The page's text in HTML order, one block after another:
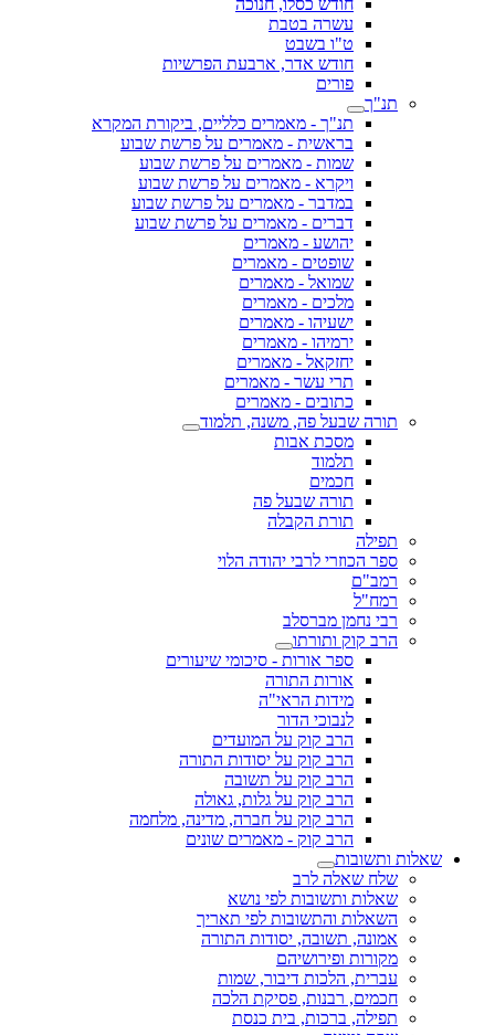
חודש כסלו, חנוכה
עשרה בטבת
ט"ו בשבט
חודש אדר, ארבעת הפרשיות
פורים
תנ"ך
תנ"ך - מאמרים כלליים, ביקורת המקרא
בראשית - מאמרים על פרשת שבוע
שמות - מאמרים על פרשת שבוע
ויקרא - מאמרים על פרשת שבוע
במדבר - מאמרים על פרשת שבוע
דברים - מאמרים על פרשת שבוע
יהושע - מאמרים
שופטים - מאמרים
שמואל - מאמרים
מלכים - מאמרים
ישעיהו - מאמרים
ירמיהו - מאמרים
יחזקאל - מאמרים
תרי עשר - מאמרים
כתובים - מאמרים
תורה שבעל פה, משנה, תלמוד
מסכת אבות
תלמוד
חכמים
תורה שבעל פה
תורת הקבלה
תפילה
ספר הכוזרי לרבי יהודה הלוי
רמב"ם
רמח"ל
רבי נחמן מברסלב
הרב קוק ותורתו
ספר אורות - סיכומי שיעורים
אורות התורה
מידות הראי"ה
לנבוכי הדור
הרב קוק על המועדים
הרב קוק על יסודות התורה
הרב קוק על תשובה
הרב קוק על גלות, גאולה
הרב קוק על חברה, מדינה, מלחמה
הרב קוק - מאמרים שונים
שאלות ותשובות
שלח שאלה לרב
שאלות ותשובות לפי נושא
השאלות והתשובות לפי תאריך
אמונה, תשובה, יסודות התורה
מקורות ופירושיהם
עברית, הלכות דיבור, שמות
חכמים, רבנות, פסיקת הלכה
תפילה, ברכות, בית כנסת